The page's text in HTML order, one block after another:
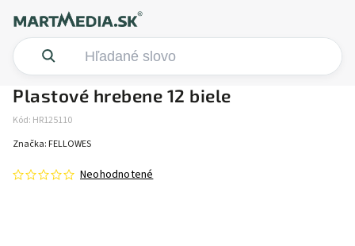
Plastové hrebene 12 biele
Kód: HR125110
Neohodnotené
Značka: FELLOWES